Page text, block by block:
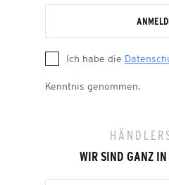
Ich habe die
Kenntnis genommen.
WIR SIND GANZ